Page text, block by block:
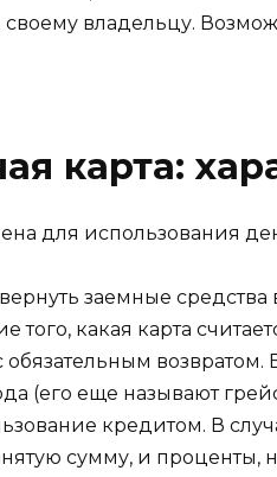
владельцу.
карта:
для использования
заемные
того, какая карта
обязательным
(его еще называют
кредитом. В
сумму, и проценты,